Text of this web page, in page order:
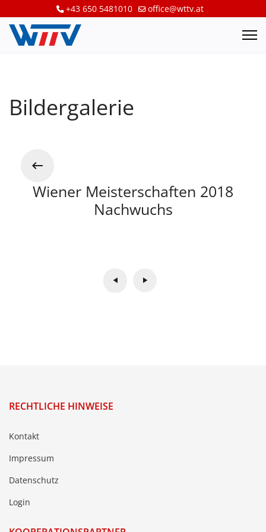
+43 650 5481010 office@wttv.at
Bildergalerie
Wiener Meisterschaften 2018
Nachwuchs
RECHTLICHE HINWEISE
Kontakt
Impressum
Datenschutz
Login